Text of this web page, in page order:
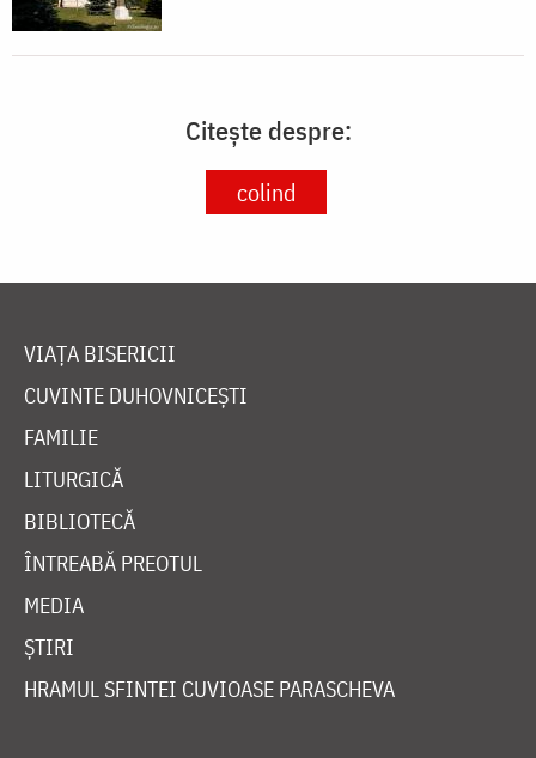
Citește despre:
colind
VIAȚA BISERICII
CUVINTE DUHOVNICEȘTI
FAMILIE
LITURGICĂ
BIBLIOTECĂ
ÎNTREABĂ PREOTUL
MEDIA
ȘTIRI
HRAMUL SFINTEI CUVIOASE PARASCHEVA